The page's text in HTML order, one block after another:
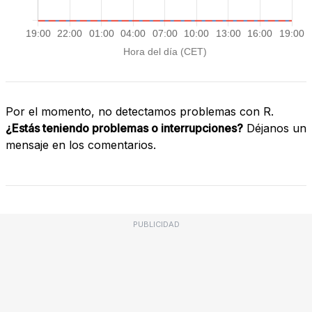
Por el momento, no detectamos problemas con R.
¿Estás teniendo problemas o interrupciones? Déjanos un
mensaje en los comentarios.
PUBLICIDAD